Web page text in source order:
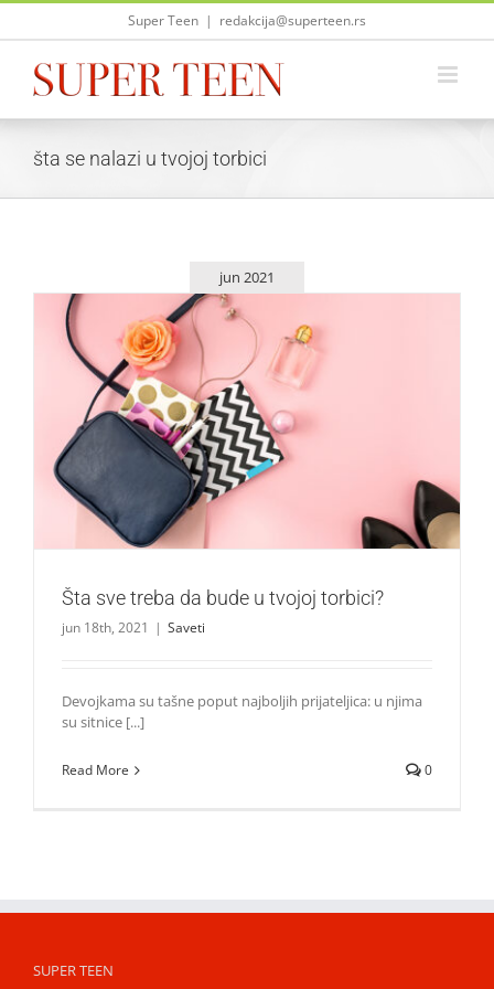
Skip
Super Teen | redakcija@superteen.rs
šta se nalazi u tvojoj torbici
jun 2021
Šta sve treba da bude u tvojoj torbici?
Saveti
Šta sve treba da bude u tvojoj torbici?
jun 18th, 2021 | Saveti
Devojkama su tašne poput najboljih prijateljica: u njima
su sitnice [...]
Read More 0
SUPER TEEN